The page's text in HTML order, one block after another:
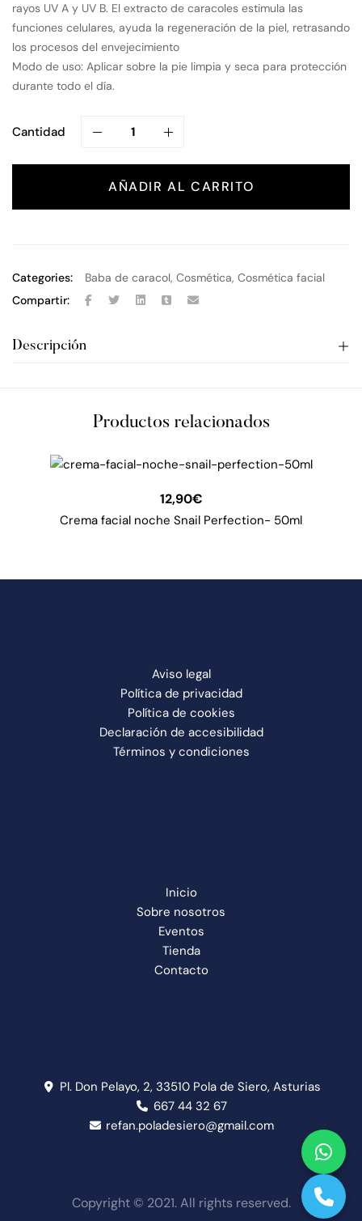
rayos UV A y UV B. El extracto de caracoles estimula las
funciones celulares, ayuda la regeneración de la piel, retrasando
los procesos del envejecimiento
Modo de uso: Aplicar sobre la pie limpia y seca para protección
durante todo el día.
Cantidad
AÑADIR AL CARRITO
Categories: Baba de caracol, Cosmética, Cosmética facial
Compartir:
Descripción
Productos relacionados
12,90€
Crema facial noche Snail Perfection- 50ml
Aviso legal
Política de privacidad
Política de cookies
Declaración de accesibilidad
Términos y condiciones
Inicio
Sobre nosotros
Eventos
Tienda
Contacto
Pl. Don Pelayo, 2, 33510 Pola de Siero, Asturias
667 44 32 67
refan.poladesiero@gmail.com
Copyright © 2021. All rights reserved.